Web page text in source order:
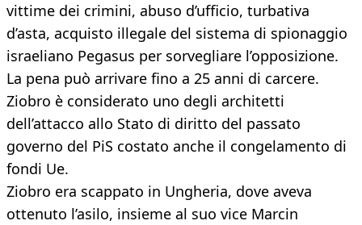
vittime dei crimini, abuso d’ufficio, turbativa
d’asta, acquisto illegale del sistema di spionaggio
israeliano Pegasus per sorvegliare l’opposizione.
La pena può arrivare fino a 25 anni di carcere.
Ziobro è considerato uno degli architetti
dell’attacco allo Stato di diritto del passato
governo del PiS costato anche il congelamento di
fondi Ue.
Ziobro era scappato in Ungheria, dove aveva
ottenuto l’asilo, insieme al suo vice Marcin